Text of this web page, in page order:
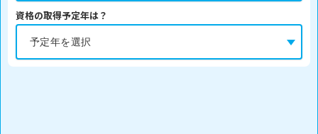
資格の取得予定年は？